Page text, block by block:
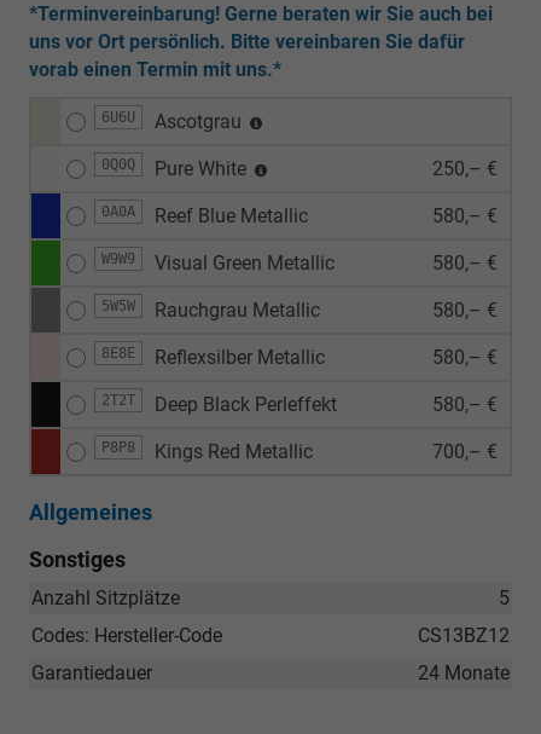
*Terminvereinbarung! Gerne beraten wir Sie auch bei
uns vor Ort persönlich. Bitte vereinbaren Sie dafür
vorab einen Termin mit uns.*
6U6U Ascotgrau
0Q0Q Pure White 250,– €
0A0A Reef Blue Metallic 580,– €
W9W9 Visual Green Metallic 580,– €
5W5W Rauchgrau Metallic 580,– €
8E8E Reflexsilber Metallic 580,– €
2T2T Deep Black Perleffekt 580,– €
P8P8 Kings Red Metallic 700,– €
Allgemeines
Sonstiges
5
Anzahl Sitzplätze
CS13BZ12
Codes: Hersteller-Code
24 Monate
Garantiedauer